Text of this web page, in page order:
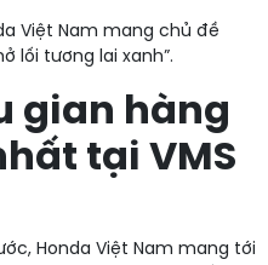
Việt Nam mang chủ đề
lối tương lai xanh”.
gian hàng
tại VMS
Honda Việt Nam mang tới